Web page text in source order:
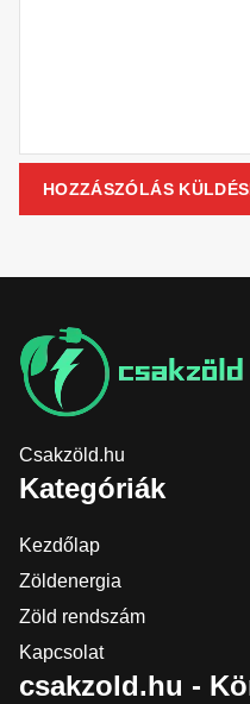
Csakzöld.hu
Kategóriák
Kezdőlap
Zöldenergia
Zöld rendszám
Kapcsolat
csakzold.hu -